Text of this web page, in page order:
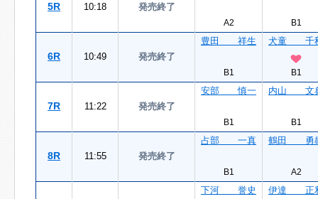
5R 10:18 発売終了
A2 B1
6R 10:49 発売終了
豊田 祥生
B1
犬童 千
B1
7R 11:22 発売終了
安部 慎一
B1
内山 文
B1
8R 11:55 発売終了
占部 一真
B1
鶴田 勇
A2
下河 誉史 伊達 正